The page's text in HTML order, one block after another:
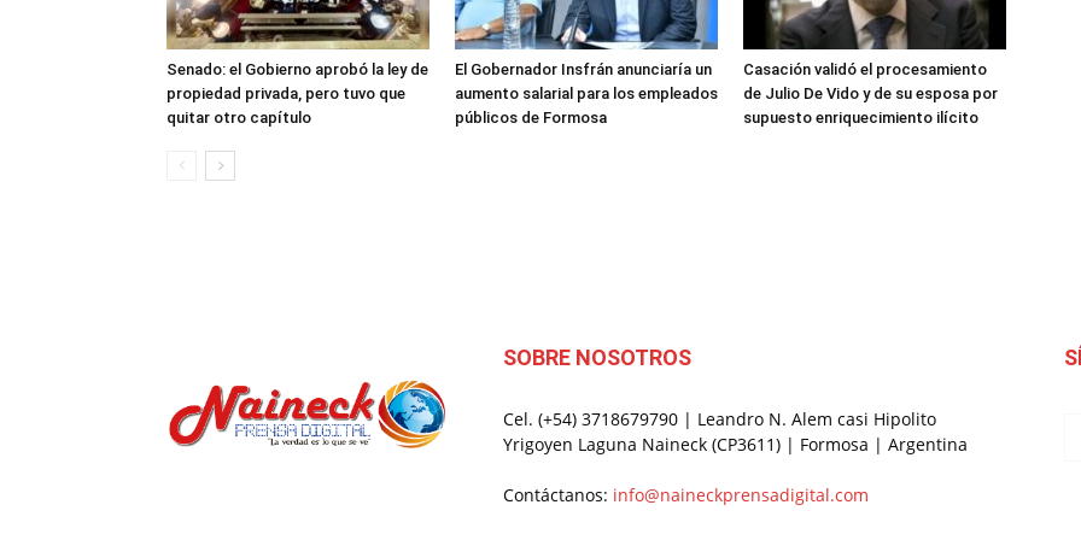
ve…
Senado: el Gobierno aprobó la ley de
propiedad privada, pero tuvo que
quitar otro capítulo
El Gobernador Insfrán anunciaría un
aumento salarial para los empleados
públicos de Formosa
Casación validó el procesamiento
de Julio De Vido y de su esposa por
supuesto enriquecimiento ilícito
SOBRE NOSOTROS
Cel. (+54) 3718679790 | Leandro N. Alem casi Hipolito
Yrigoyen Laguna Naineck (CP3611) | Formosa | Argentina
Contáctanos: info@naineckprensadigital.com